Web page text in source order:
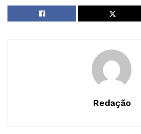
Redação